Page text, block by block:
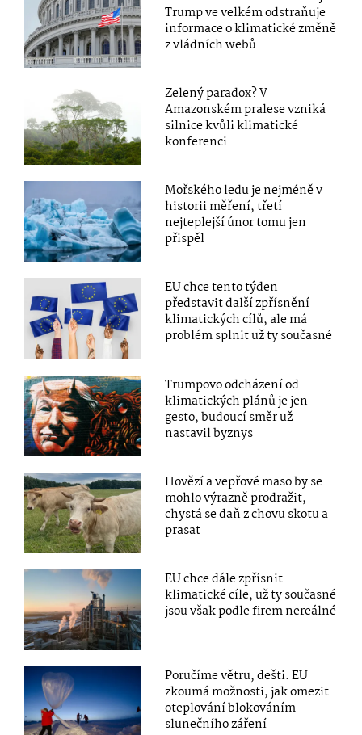
Trump ve velkém odstraňuje
informace o klimatické změně
z vládních webů
Zelený paradox? V
Amazonském pralese vzniká
silnice kvůli klimatické
konferenci
Mořského ledu je nejméně v
historii měření, třetí
nejteplejší únor tomu jen
přispěl
EU chce tento týden
představit další zpřísnění
klimatických cílů, ale má
problém splnit už ty současné
Trumpovo odcházení od
klimatických plánů je jen
gesto, budoucí směr už
nastavil byznys
Hovězí a vepřové maso by se
mohlo výrazně prodražit,
chystá se daň z chovu skotu a
prasat
EU chce dále zpřísnit
klimatické cíle, už ty současné
jsou však podle firem nereálné
Poručíme větru, dešti: EU
zkoumá možnosti, jak omezit
oteplování blokováním
slunečního záření